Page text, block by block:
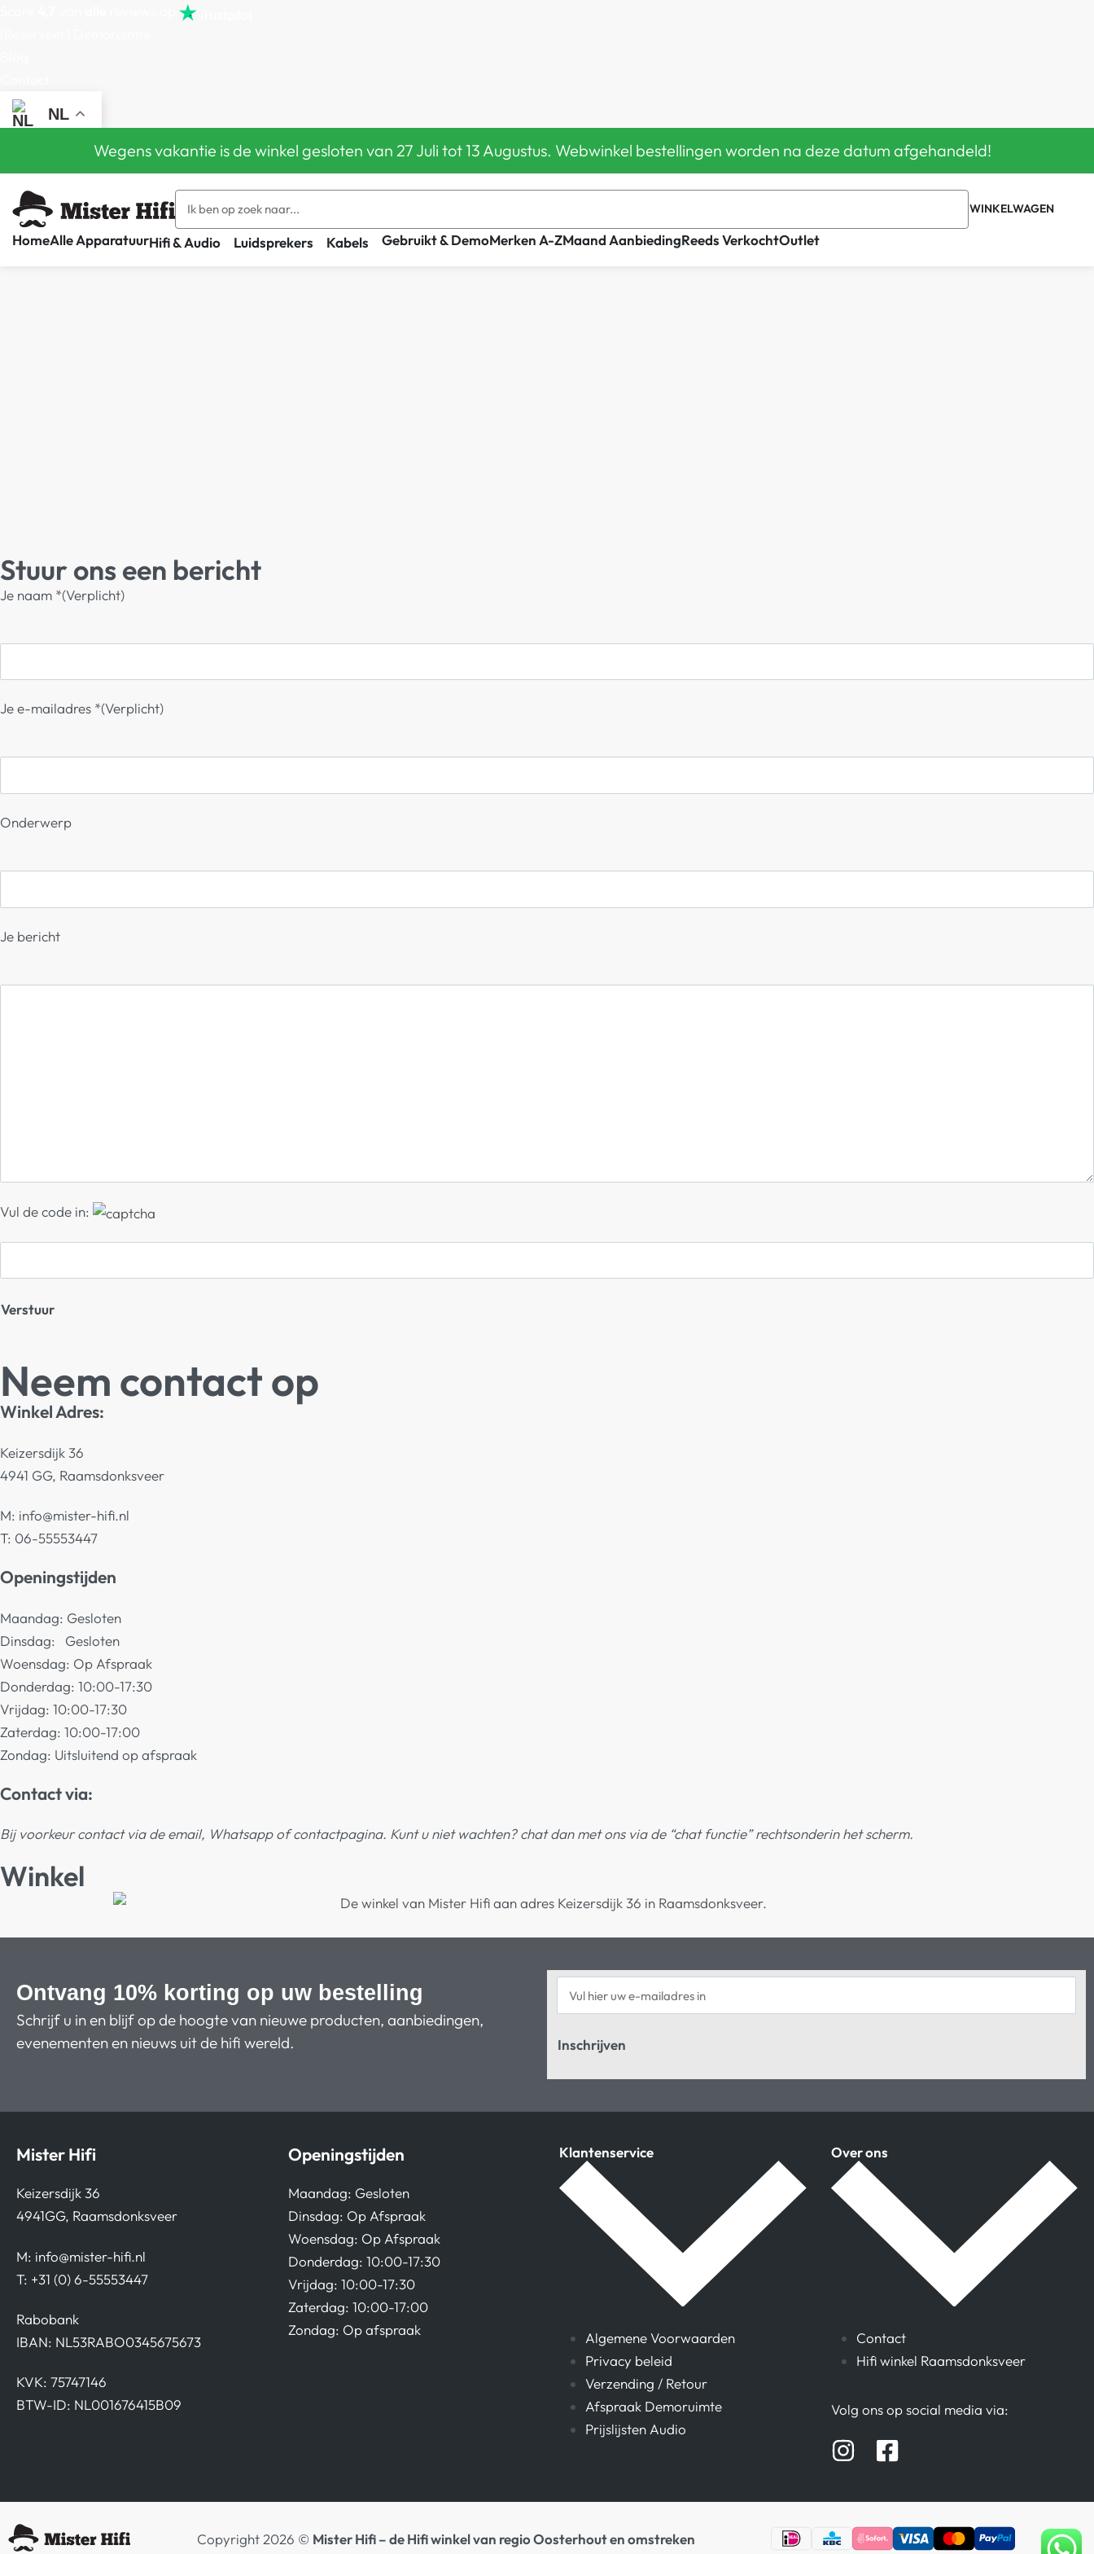
NL
Wegens vakantie is de winkel gesloten van 27 Juli tot 13 Augustus. Webwinkel bestellingen worden na deze datum afgehandeld!
WINKELWAGEN
HomeAlle ApparatuurHifi & Audio Luidsprekers Kabels Gebruikt & DemoMerken A-ZMaand AanbiedingReeds VerkochtOutlet
Stuur ons een bericht
Je naam *(Verplicht)
Je e-mailadres *(Verplicht)
Onderwerp
Je bericht
Vul de code in:
Neem contact op
Winkel Adres:
Keizersdijk 36
4941 GG, Raamsdonksveer
M: info@mister-hifi.nl
T: 06-55553447
Openingstijden
Maandag: Gesloten
Dinsdag: Gesloten
Woensdag: Op Afspraak
Donderdag: 10:00-17:30
Vrijdag: 10:00-17:30
Zaterdag: 10:00-17:00
Zondag: Uitsluitend op afspraak
Contact via:
Bij voorkeur contact via de email, Whatsapp of contactpagina. Kunt u niet wachten? chat dan met ons via de “chat functie” rechtsonderin het scherm.
Winkel
Ontvang 10% korting op uw bestelling
Schrijf u in en blijf op de hoogte van nieuwe producten, aanbiedingen,
evenementen en nieuws uit de hifi wereld.
Inschrijven
Mister Hifi
Keizersdijk 36
4941GG, Raamsdonksveer
M: info@mister-hifi.nl
T: +31 (0) 6-55553447
Rabobank
IBAN: NL53RABO0345675673
KVK: 75747146
BTW-ID: NL001676415B09
Openingstijden
Maandag: Gesloten
Dinsdag: Op Afspraak
Woensdag: Op Afspraak
Donderdag: 10:00-17:30
Vrijdag: 10:00-17:30
Zaterdag: 10:00-17:00
Zondag: Op afspraak
Klantenservice
Algemene Voorwaarden
Privacy beleid
Verzending / Retour
Afspraak Demoruimte
Prijslijsten Audio
Over ons
Contact
Hifi winkel Raamsdonksveer
Volg ons op social media via:
Copyright 2026 © Mister Hifi – de Hifi winkel van regio Oosterhout en omstreken